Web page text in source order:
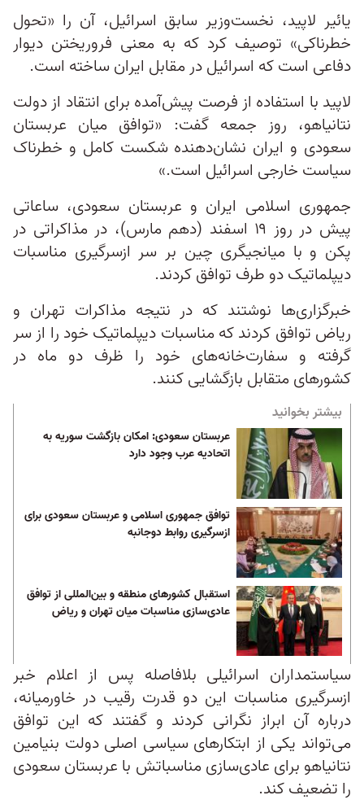
یائیر لاپید، نخست‌وزیر سابق اسرائیل، آن را «تحول
خطرناکی» توصیف کرد که به معنی فروریختن دیوار
دفاعی است که اسرائیل در مقابل ایران ساخته است.
لاپید با استفاده از فرصت پیش‌آمده برای انتقاد از دولت
نتانیاهو، روز جمعه گفت:‌ «توافق میان عربستان
سعودی و ایران نشان‌دهنده شکست کامل و خطرناک
سیاست خارجی اسرائیل است.»
جمهوری اسلامی ایران و عربستان سعودی، ساعاتی
پیش در روز ۱۹ اسفند (دهم مارس)، در مذاکراتی در
پکن و با میانجیگری چین بر سر ازسرگیری مناسبات
دیپلماتیک دو طرف توافق کردند.
خبرگزاری‌‌ها نوشتند که در نتیجه مذاکرات تهران و
ریاض توافق کردند که مناسبات دیپلماتیک خود را از سر
گرفته و سفارت‌خانه‌های خود را ظرف دو ماه در
کشورهای متقابل بازگشایی کنند.
بیشتر بخوانید
عربستان سعودی: امکان بازگشت سوریه به
اتحادیه عرب وجود دارد
توافق جمهوری اسلامی و عربستان سعودی برای
ازسرگیری روابط دوجانبه
استقبال کشورهای منطقه و بین‌المللی از توافق
عادی‌سازی مناسبات میان تهران و ریاض
سیاستمداران اسرائیلی بلافاصله پس از اعلام خبر
از‌سرگیری مناسبات این دو قدرت رقیب در خاورمیانه،
درباره آن ابراز نگرانی کردند و گفتند که این توافق
می‌تواند یکی از ابتکارهای سیاسی اصلی دولت بنیامین
نتانیاهو برای عادی‌سازی مناسباتش با عربستان سعودی
را تضعیف کند.